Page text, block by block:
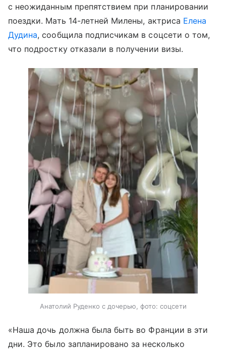
с неожиданным препятствием при планировании
поездки. Мать 14-летней Милены, актриса Елена
Дудина, сообщила подписчикам в соцсети о том,
что подростку отказали в получении визы.
Анатолий Руденко с дочерью, фото: соцсети
«Наша дочь должна была быть во Франции в эти
дни. Это было запланировано за несколько